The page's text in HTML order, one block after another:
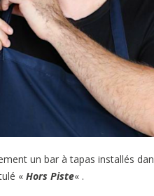
un bar à tapas installés
« Hors Piste« .